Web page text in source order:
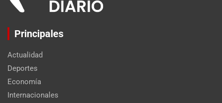
Principales
Actualidad
Deportes
Economía
Internacionales